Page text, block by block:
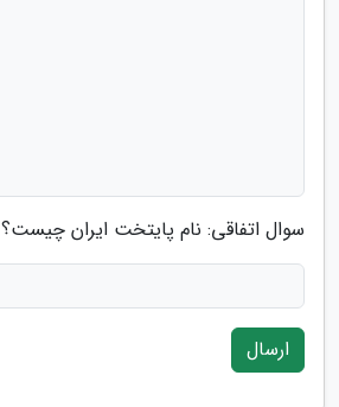
سوال اتفاقی: نام پایتخت ایران چیست؟
ارسال